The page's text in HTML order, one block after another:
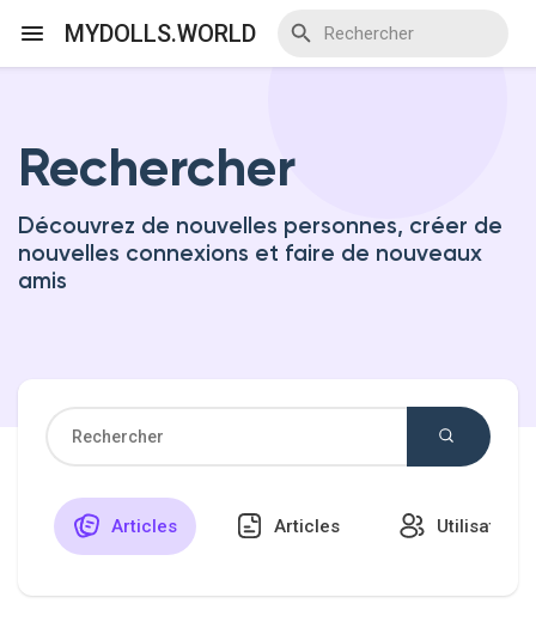
MYDOLLS.WORLD
Discover Events
My Events
Rechercher
Découvrez de nouvelles personnes, créer de
nouvelles connexions et faire de nouveaux
amis
Articles Articles Utilisateurs